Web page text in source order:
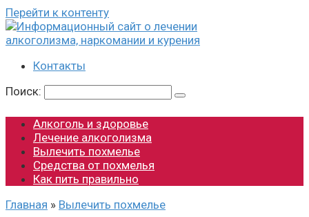
Перейти к контенту
Контакты
Поиск:
Алкоголь и здоровье
Лечение алкоголизма
Вылечить похмелье
Средства от похмелья
Как пить правильно
Главная » Вылечить похмелье